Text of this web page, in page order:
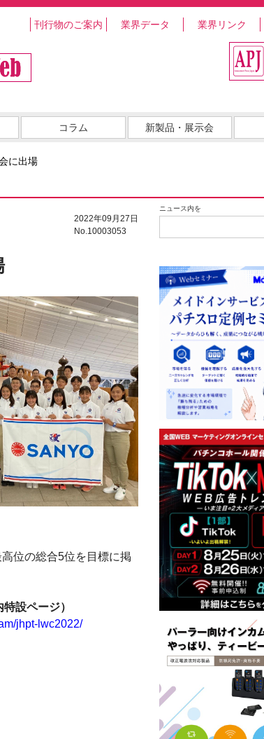
刊行物のご案内 業界データ 業界リンク
コラム 新製品・展示会
に出場
ニュース内を
2022年09月27日
No.10003053
位の総合5位を目標に掲
設ページ）
jhpt-lwc2022/